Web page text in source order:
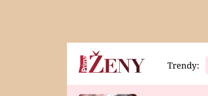
Horoskopy Video
Trendy: